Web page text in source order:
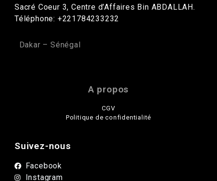
Sacré Coeur 3, Centre d’Affaires Bin ABDALLAH.
Téléphone: +221784233232
Dakar – Sénégal
A propos
CGV
Politique de confidentialité
Suivez-nous
Facebook
Instagram